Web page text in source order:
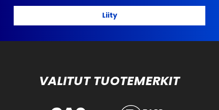
Liity
VALITUT TUOTEMERKIT